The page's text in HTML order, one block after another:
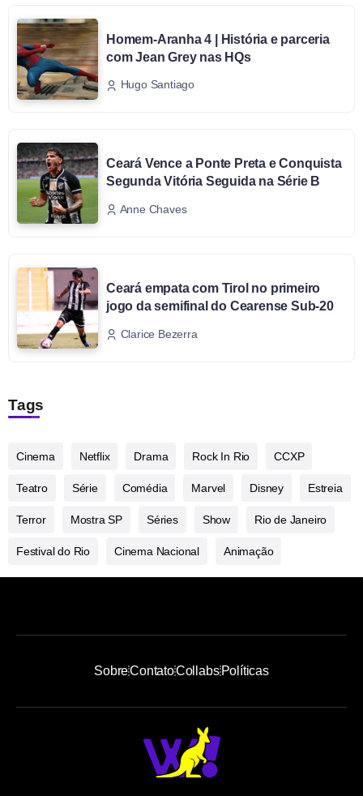
Homem-Aranha 4 | História e parceria
com Jean Grey nas HQs
Hugo Santiago
Ceará Vence a Ponte Preta e Conquista
Segunda Vitória Seguida na Série B
Anne Chaves
Ceará empata com Tirol no primeiro
jogo da semifinal do Cearense Sub-20
Clarice Bezerra
Tags
Cinema Netflix Drama Rock In Rio CCXP
Teatro Série Comédia Marvel Disney Estreia
Terror Mostra SP Séries Show Rio de Janeiro
Festival do Rio Cinema Nacional Animação
SobreContatoCollabsPolíticas